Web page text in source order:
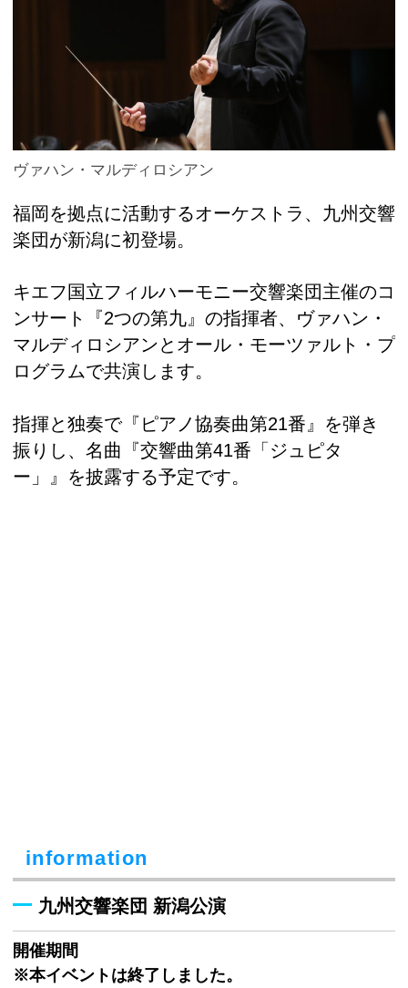
ヴァハン・マルディロシアン
福岡を拠点に活動するオーケストラ、九州交響
楽団が新潟に初登場。
キエフ国立フィルハーモニー交響楽団主催のコ
ンサート『2つの第九』の指揮者、ヴァハン・
マルディロシアンとオール・モーツァルト・プ
ログラムで共演します。
指揮と独奏で『ピアノ協奏曲第21番』を弾き
振りし、名曲『交響曲第41番「ジュピタ
ー」』を披露する予定です。
information
九州交響楽団 新潟公演
開催期間
※本イベントは終了しました。